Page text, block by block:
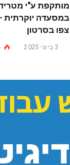
מותקפת ע"י
במסעדה
צפו בסרטון
3 ביוני 2025